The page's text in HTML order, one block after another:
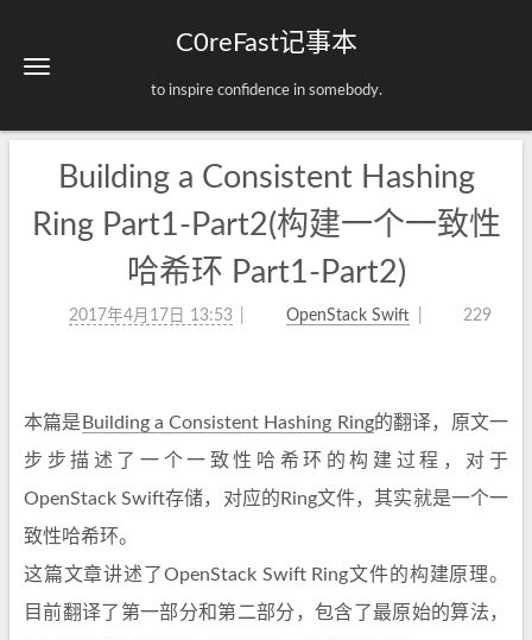
C0reFast记事本
to inspire confidence in somebody.
Building a Consistent Hashing
Ring Part1-Part2(构建一个一致性
哈希环 Part1-Part2)
2017年4月17日 13:53 OpenStack Swift 229
本篇是 Building a Consistent Hashing Ring的翻译，原文一
步步描述了一个一致性哈希环的构建过程，对于
OpenStack Swift存储，对应的Ring文件，其实就是一个一
致性哈希环。
这篇文章讲述了OpenStack Swift Ring文件的构建原理。
目前翻译了第一部分和第二部分，包含了最原始的算法，